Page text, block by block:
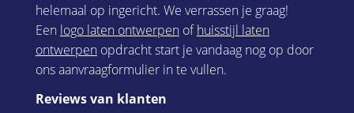
helemaal op ingericht. We verrassen je graag!
Een logo laten ontwerpenofhuisstijl laten
ontwerpenopdracht start je vandaag nog op door
ons aanvraagformulier in te vullen.
Reviews van klanten